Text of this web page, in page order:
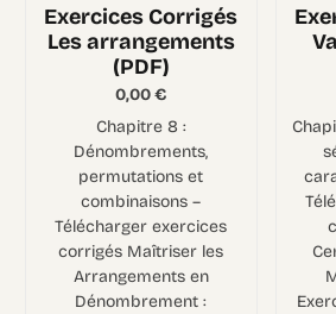
Exercices Corrigés
Les arrangements
(PDF)
0,00€
Chapitre 8 :
Dénombrements,
permutations et
combinaisons –
Télécharger exercices
corrigés Maîtriser les
Arrangements en
Dénombrement :